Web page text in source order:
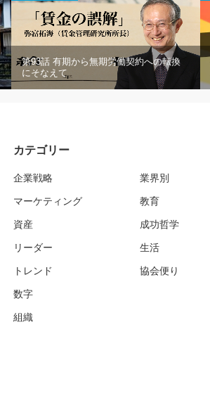
第93話 有期から無期労働契約への転換
にそなえて
カテゴリー
企業戦略
マーケティング
資産
リーダー
トレンド
数字
組織
業界別
教育
成功哲学
生活
協会便り